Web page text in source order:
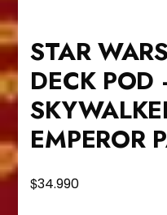
STAR
DECK POD
EMPEROR
$34.990